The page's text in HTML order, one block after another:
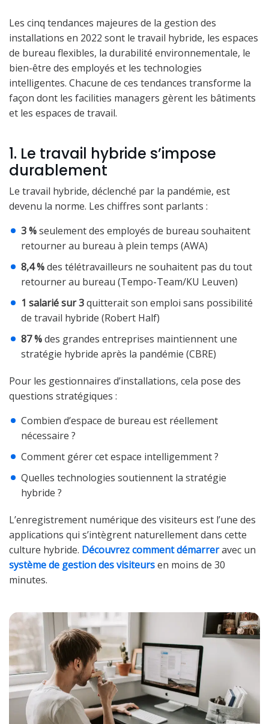
Les cinq tendances majeures de la gestion des
installations en 2022 sont le travail hybride, les espaces
de bureau flexibles, la durabilité environnementale, le
bien-être des employés et les technologies
intelligentes. Chacune de ces tendances transforme la
façon dont les facilities managers gèrent les bâtiments
et les espaces de travail.
1. Le travail hybride s’impose
durablement
Le travail hybride, déclenché par la pandémie, est
devenu la norme. Les chiffres sont parlants :
3 %seulement des employés de bureau souhaitent
retourner au bureau à plein temps (AWA)
8,4 %des télétravailleurs ne souhaitent pas du tout
retourner au bureau (Tempo-Team/KU Leuven)
1 salarié sur 3quitterait son emploi sans possibilité
de travail hybride (Robert Half)
87 %des grandes entreprises maintiennent une
stratégie hybride après la pandémie (CBRE)
Pour les gestionnaires d’installations, cela pose des
questions stratégiques :
Combien d’espace de bureau est réellement
nécessaire ?
Comment gérer cet espace intelligemment ?
Quelles technologies soutiennent la stratégie
hybride ?
L’enregistrement numérique des visiteurs est l’une des
applications qui s’intègrent naturellement dans cette
culture hybride. Découvrez comment démarreravec un
système de gestion des visiteursen moins de 30
minutes.